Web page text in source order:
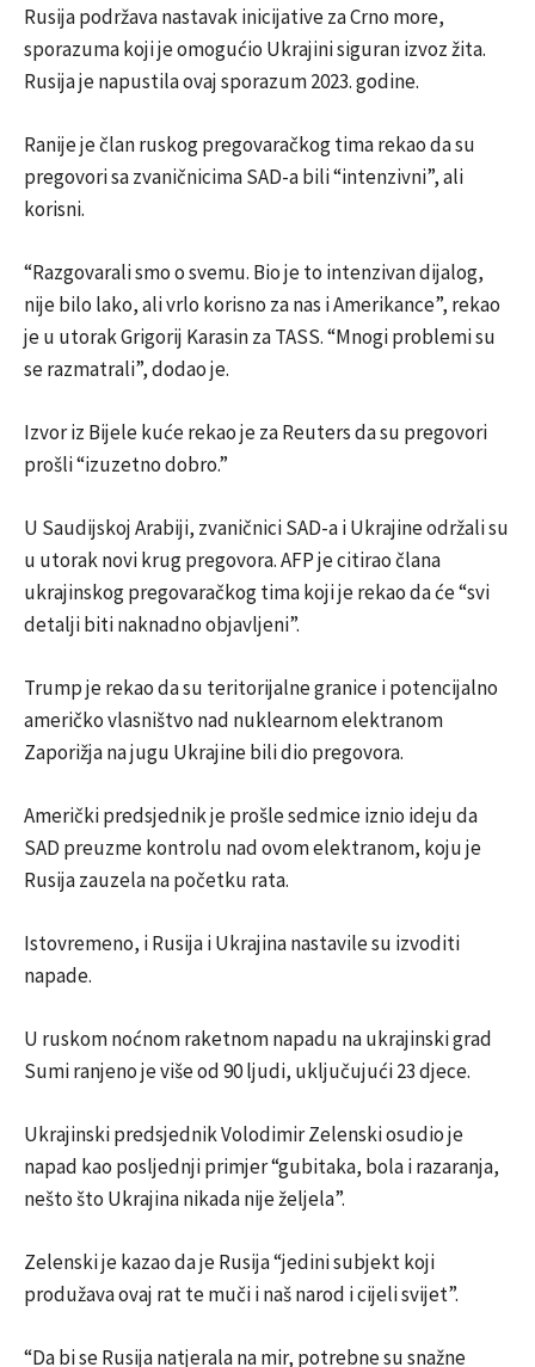
Rusija podržava nastavak inicijative za Crno more,
sporazuma koji je omogućio Ukrajini siguran izvoz žita.
Rusija je napustila ovaj sporazum 2023. godine.
Ranije je član ruskog pregovaračkog tima rekao da su
pregovori sa zvaničnicima SAD-a bili “intenzivni”, ali
korisni.
“Razgovarali smo o svemu. Bio je to intenzivan dijalog,
nije bilo lako, ali vrlo korisno za nas i Amerikance”, rekao
je u utorak Grigorij Karasin za TASS. “Mnogi problemi su
se razmatrali”, dodao je.
Izvor iz Bijele kuće rekao je za Reuters da su pregovori
prošli “izuzetno dobro.”
U Saudijskoj Arabiji, zvaničnici SAD-a i Ukrajine održali su
u utorak novi krug pregovora. AFP je citirao člana
ukrajinskog pregovaračkog tima koji je rekao da će “svi
detalji biti naknadno objavljeni”.
Trump je rekao da su teritorijalne granice i potencijalno
američko vlasništvo nad nuklearnom elektranom
Zaporižja na jugu Ukrajine bili dio pregovora.
Američki predsjednik je prošle sedmice iznio ideju da
SAD preuzme kontrolu nad ovom elektranom, koju je
Rusija zauzela na početku rata.
Istovremeno, i Rusija i Ukrajina nastavile su izvoditi
napade.
U ruskom noćnom raketnom napadu na ukrajinski grad
Sumi ranjeno je više od 90 ljudi, uključujući 23 djece.
Ukrajinski predsjednik Volodimir Zelenski osudio je
napad kao posljednji primjer “gubitaka, bola i razaranja,
nešto što Ukrajina nikada nije željela”.
Zelenski je kazao da je Rusija “jedini subjekt koji
produžava ovaj rat te muči i naš narod i cijeli svijet”.
“Da bi se Rusija natjerala na mir, potrebne su snažne